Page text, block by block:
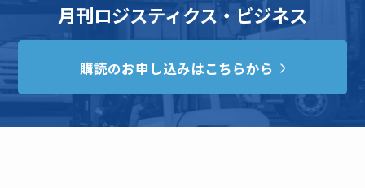
月刊ロジスティクス・ビジネス
購読のお申し込みはこちらから